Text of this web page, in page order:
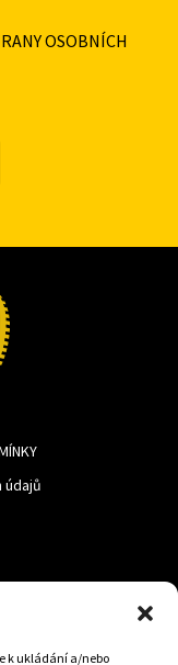
k ukládání a/nebo
OSOBNÍCH
údajů